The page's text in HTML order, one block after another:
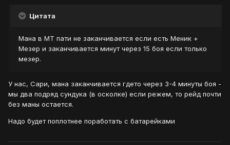
Цитата
Мана в МТ пати не заканчивается если есть Меник +
Мезер и заканчивается минут через 15 боя если только
мезер.
У нас, Сари, мана заканчивается гдето через 3-4 минуты боя -
мы два подряд сундука (в осколке) если режем, то рейд почти
без маны остается.
Надо будет поплотнее поработать с батарейками